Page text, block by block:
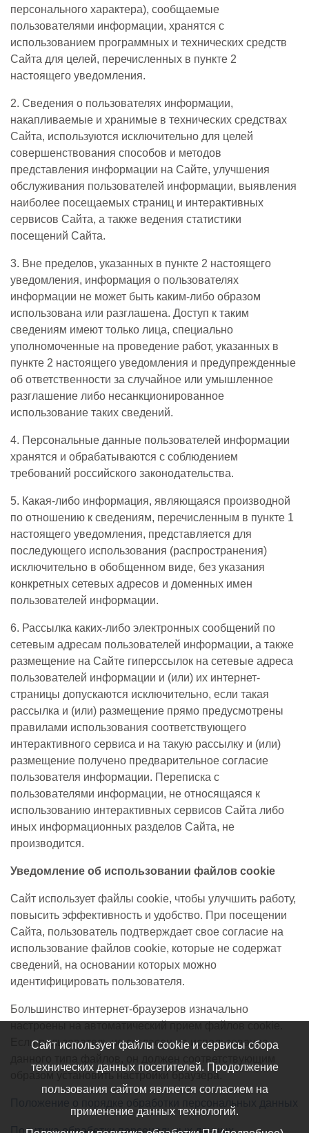
персонального характера), сообщаемые
пользователями информации, хранятся с
использованием программных и технических средств
Сайта для целей, перечисленных в пункте 2
настоящего уведомления.
2. Сведения о пользователях информации,
накапливаемые и хранимые в технических средствах
Сайта, используются исключительно для целей
совершенствования способов и методов
представления информации на Сайте, улучшения
обслуживания пользователей информации, выявления
наиболее посещаемых страниц и интерактивных
сервисов Сайта, а также ведения статистики
посещений Сайта.
3. Вне пределов, указанных в пункте 2 настоящего
уведомления, информация о пользователях
информации не может быть каким-либо образом
использована или разглашена. Доступ к таким
сведениям имеют только лица, специально
уполномоченные на проведение работ, указанных в
пункте 2 настоящего уведомления и предупрежденные
об ответственности за случайное или умышленное
разглашение либо несанкционированное
использование таких сведений.
4. Персональные данные пользователей информации
хранятся и обрабатываются с соблюдением
требований российского законодательства.
5. Какая-либо информация, являющаяся производной
по отношению к сведениям, перечисленным в пункте 1
настоящего уведомления, представляется для
последующего использования (распространения)
исключительно в обобщенном виде, без указания
конкретных сетевых адресов и доменных имен
пользователей информации.
6. Рассылка каких-либо электронных сообщений по
сетевым адресам пользователей информации, а также
размещение на Сайте гиперссылок на сетевые адреса
пользователей информации и (или) их интернет-
страницы допускаются исключительно, если такая
рассылка и (или) размещение прямо предусмотрены
правилами использования соответствующего
интерактивного сервиса и на такую рассылку и (или)
размещение получено предварительное согласие
пользователя информации. Переписка с
пользователями информации, не относящаяся к
использованию интерактивных сервисов Сайта либо
иных информационных разделов Сайта, не
производится.
Уведомление об использовании файлов cookie
Сайт использует файлы cookie, чтобы улучшить работу,
повысить эффективность и удобство. При посещении
Сайта, пользователь подтверждает свое согласие на
использование файлов cookie, которые не содержат
сведений, на основании которых можно
идентифицировать пользователя.
Большинство интернет-браузеров изначально
Если пользователь не согласен на использование
образом установить настройки браузера.
Политика обработки персональных данных
Сайт использует файлы cookie и сервисы сбора
технических данных посетителей. Продолжение
пользования сайтом является согласием на
применение данных технологий.